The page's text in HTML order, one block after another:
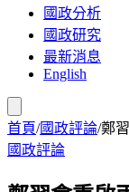
國政分析
國政研究
最新消息
English
首頁/國政評論/鄭
國政評論